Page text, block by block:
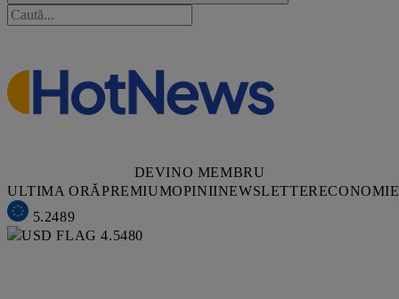
DEVINO MEMBRU
ULTIMA ORĂPREMIUMOPINIINEWSLETTERECONOMIE
5.2489
4.5480